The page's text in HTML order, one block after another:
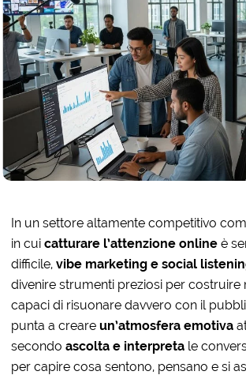
In un settore altamente competitivo
in cuicatturare l’attenzione online è
difficile,vibe marketing e social
divenire strumenti preziosi per costruire
capaci di risuonare davvero con il
punta a creareun’atmosfera emotiva
secondo ascolta e interpreta le
per capire cosa sentono, pensano e si